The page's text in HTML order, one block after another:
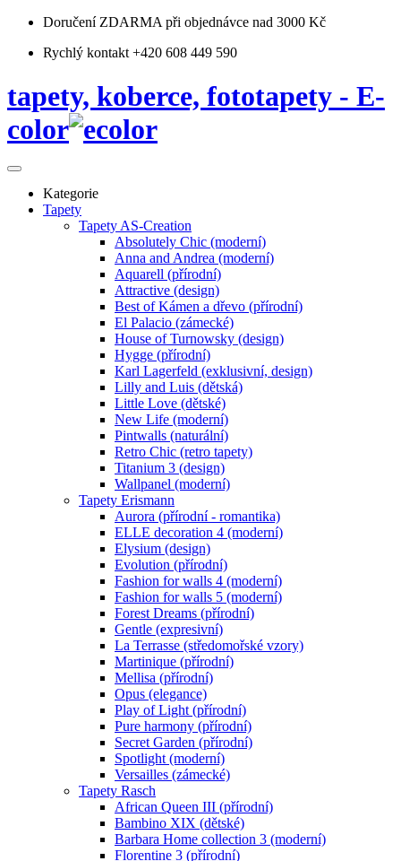
Doručení ZDARMA při objednávce nad 3000 Kč
Rychlý kontakt +420 608 449 590
tapety, koberce, fototapety - E-
color
Kategorie
Tapety
Tapety AS-Creation
Absolutely Chic (moderní)
Anna and Andrea (moderní)
Aquarell (přírodní)
Attractive (design)
Best of Kámen a dřevo (přírodní)
El Palacio (zámecké)
House of Turnowsky (design)
Hygge (přírodní)
Karl Lagerfeld (exklusivní, design)
Lilly and Luis (dětská)
Little Love (dětské)
New Life (moderní)
Pintwalls (naturální)
Retro Chic (retro tapety)
Titanium 3 (design)
Wallpanel (moderní)
Tapety Erismann
Aurora (přírodní - romantika)
ELLE decoration 4 (moderní)
Elysium (design)
Evolution (přírodní)
Fashion for walls 4 (moderní)
Fashion for walls 5 (moderní)
Forest Dreams (přírodní)
Gentle (expresivní)
La Terrasse (středomořské vzory)
Martinique (přírodní)
Mellisa (přírodní)
Opus (elegance)
Play of Light (přírodní)
Pure harmony (přírodní)
Secret Garden (přírodní)
Spotlight (moderní)
Versailles (zámecké)
Tapety Rasch
African Queen III (přírodní)
Bambino XIX (dětské)
Barbara Home collection 3 (moderní)
Florentine 3 (přírodní)